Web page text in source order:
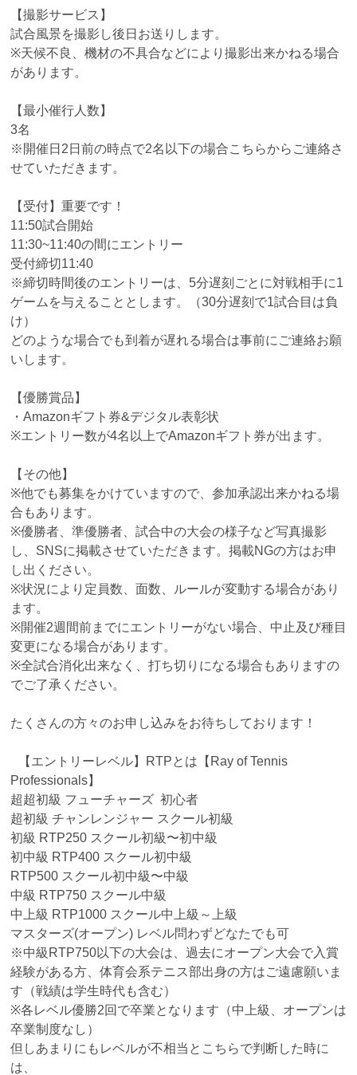
【撮影サービス】
試合風景を撮影し後日お送りします。
※天候不良、機材の不具合などにより撮影出来かねる場合
があります。
【最小催行人数】
3名
※開催日2日前の時点で2名以下の場合こちらからご連絡さ
せていただきます。
【受付】重要です！
11:50試合開始
11:30~11:40の間にエントリー
受付締切11:40
※締切時間後のエントリーは、5分遅刻ごとに対戦相手に1
ゲームを与えることとします。（30分遅刻で1試合目は負
け）
どのような場合でも到着が遅れる場合は事前にご連絡お願
いします。
【優勝賞品】
・Amazonギフト券&デジタル表彰状
※エントリー数が4名以上でAmazonギフト券が出ます。
【その他】
※他でも募集をかけていますので、参加承認出来かねる場
合もあります。
※優勝者、準優勝者、試合中の大会の様子など写真撮影
し、SNSに掲載させていただきます。掲載NGの方はお申
し出ください。
※状況により定員数、面数、ルールが変動する場合があり
ます。
※開催2週間前までにエントリーがない場合、中止及び種目
変更になる場合があります。
※全試合消化出来なく、打ち切りになる場合もありますの
でご了承ください。
たくさんの方々のお申し込みをお待ちしております！
【エントリーレベル】RTPとは【Ray of Tennis
Professionals】
超超初級 フューチャーズ 初心者
超初級 チャンレンジャー スクール初級
初級 RTP250 スクール初級〜初中級
初中級 RTP400 スクール初中級
RTP500 スクール初中級〜中級
中級 RTP750 スクール中級
中上級 RTP1000 スクール中上級～上級
マスターズ(オープン) レベル問わずどなたでも可
※中級RTP750以下の大会は、過去にオープン大会で入賞
経験がある方、体育会系テニス部出身の方はご遠慮願いま
す（戦績は学生時代も含む）
※各レベル優勝2回で卒業となります（中上級、オープンは
卒業制度なし）
但しあまりにもレベルが不相当とこちらで判断した時に
は、